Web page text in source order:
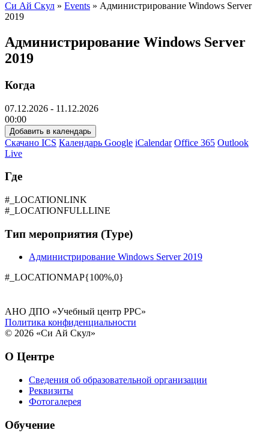
Си Ай Скул » Events » Администрирование Windows Server
2019
Администрирование Windows Server
2019
Когда
07.12.2026 - 11.12.2026
00:00
Добавить в календарь
Скачано ICS Календарь Google iCalendar Office 365 Outlook
Live
Где
#_LOCATIONLINK
#_LOCATIONFULLLINE
Тип мероприятия (Type)
Администрирование Windows Server 2019
#_LOCATIONMAP{100%,0}
АНО ДПО «Учебный центр РРС»
Политика конфиденциальности
© 2026 «Си Ай Скул»
О Центре
Сведения об образовательной организации
Реквизиты
Фотогалерея
Обучение